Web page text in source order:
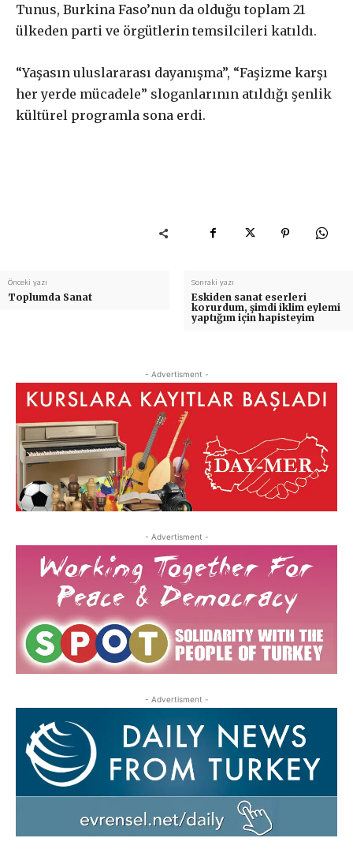
Tunus, Burkina Faso’nun da olduğu toplam 21
ülkeden parti ve örgütlerin temsilcileri katıldı.
“Yaşasın uluslararası dayanışma”, “Faşizme karşı
her yerde mücadele” sloganlarının atıldığı şenlik
kültürel programla sona erdi.
Önceki yazı
Toplumda Sanat
Sonraki yazı
Eskiden sanat eserleri
korurdum, şimdi iklim eylemi
yaptığım için hapisteyim
- Advertisment -
- Advertisment -
- Advertisment -